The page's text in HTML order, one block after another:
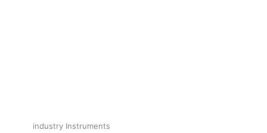
industry Instruments